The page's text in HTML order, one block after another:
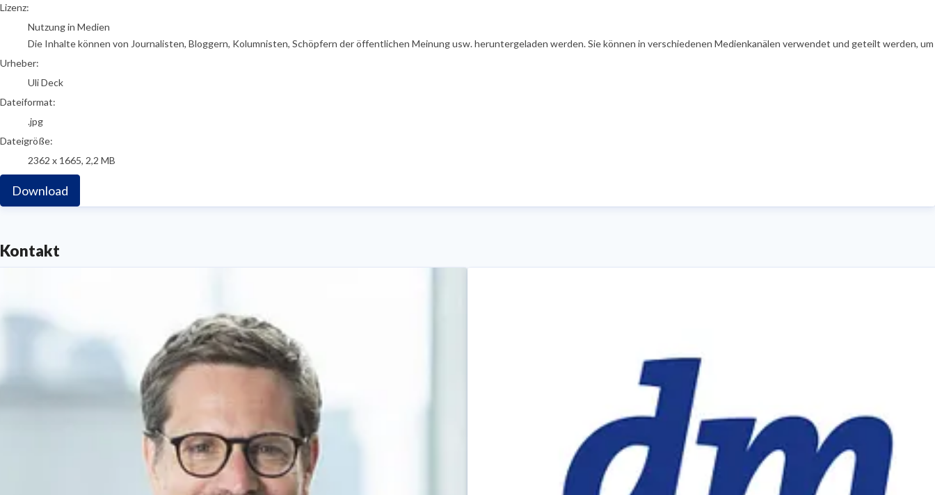
Uli Deck
Lizenz:
Nutzung in Medien
Die Inhalte können von Journalisten, Bloggern, Kolumnisten, Schöpfern der öffentlichen Meinung usw. heruntergeladen werden. Sie können in verschiedenen Medienkanälen verwendet und geteilt
Urheber:
Uli Deck
Dateiformat:
.jpg
Dateigröße:
2362 x 1665, 2,2 MB
Download
Kontakt